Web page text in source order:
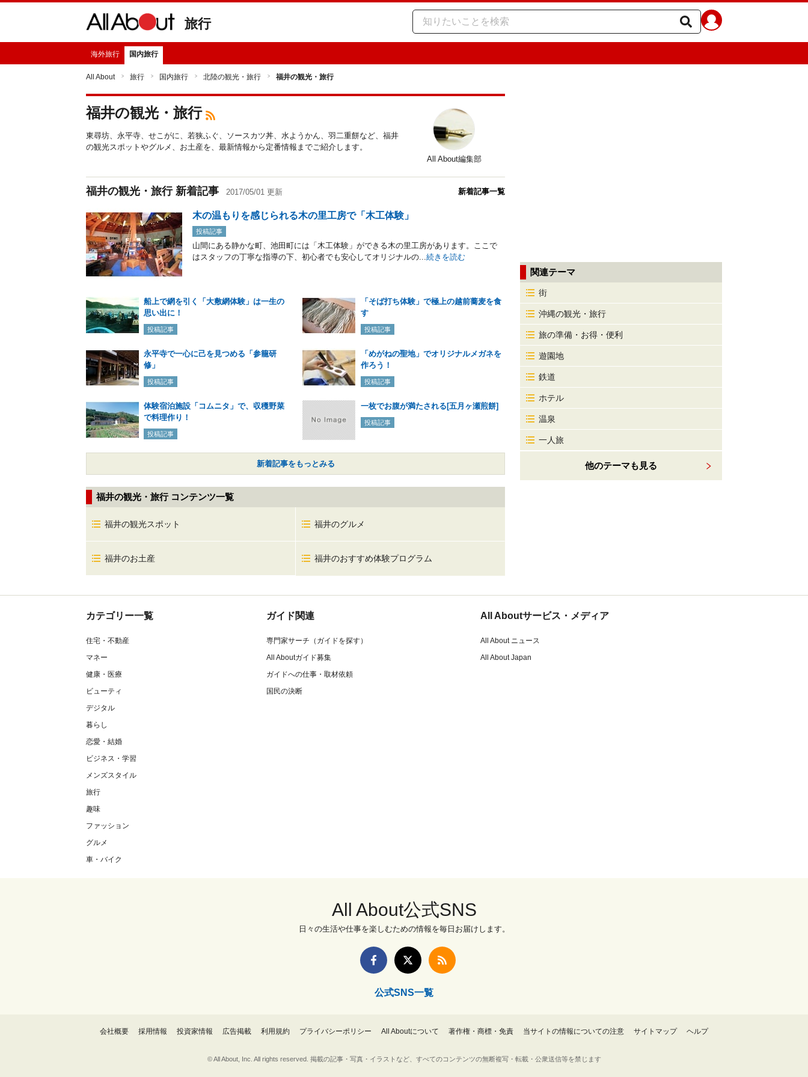
旅行
海外旅行 国内旅行
All About 旅行 国内旅行 北陸の観光・旅行 福井の観光・旅行
福井の観光・旅行
東尋坊、永平寺、せこがに、若狭ふぐ、ソースカツ丼、水ようかん、羽二重餅など、福井
の観光スポットやグルメ、お土産を、最新情報から定番情報までご紹介します。
All About編集部
福井の観光・旅行 新着記事 2017/05/01 更新 新着記事一覧
木の温もりを感じられる木の里工房で「木工体験」
投稿記事
山間にある静かな町、池田町には「木工体験」ができる木の里工房があります。ここで
はスタッフの丁寧な指導の下、初心者でも安心してオリジナルの...続きを読む
船上で網を引く「大敷網体験」は一生の
思い出に！
投稿記事
「そば打ち体験」で極上の越前蕎麦を食
す
投稿記事
永平寺で一心に己を見つめる「参籠研
修」
投稿記事
「めがねの聖地」でオリジナルメガネを
作ろう！
投稿記事
体験宿泊施設「コムニタ」で、収穫野菜
で料理作り！
投稿記事
一枚でお腹が満たされる[五月ヶ瀬煎餅]
投稿記事
新着記事をもっとみる
福井の観光・旅行 コンテンツ一覧
福井の観光スポット 福井のグルメ
福井のお土産 福井のおすすめ体験プログラム
関連テーマ
街
沖縄の観光・旅行
旅の準備・お得・便利
遊園地
鉄道
ホテル
温泉
一人旅
他のテーマも見る
カテゴリー一覧
住宅・不動産
マネー
健康・医療
ビューティ
デジタル
暮らし
恋愛・結婚
ビジネス・学習
メンズスタイル
旅行
趣味
ファッション
グルメ
車・バイク
ガイド関連
専門家サーチ（ガイドを探す）
All Aboutガイド募集
ガイドへの仕事・取材依頼
国民の決断
All Aboutサービス・メディア
All About ニュース
All About Japan
All About公式SNS
日々の生活や仕事を楽しむための情報を毎日お届けします。
公式SNS一覧
会社概要 採用情報 投資家情報 広告掲載 利用規約 プライバシーポリシー All Aboutについて 著作権・商標・免責 当サイトの情報についての注意 サイトマップ ヘルプ
© All About, Inc. All rights reserved. 掲載の記事・写真・イラストなど、すべてのコンテンツの無断複写・転載・公衆送信等を禁じます